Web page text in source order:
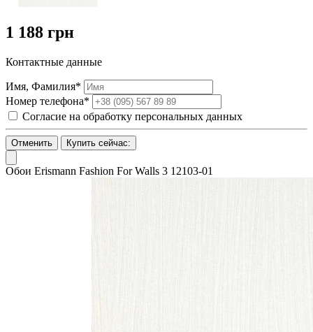
1 188 грн
Контактные данные
Имя, Фамилия*
Номер телефона*
Согласие на обработку персональных данных
Отменить Купить сейчас:
Обои Erismann Fashion For Walls 3 12103-01